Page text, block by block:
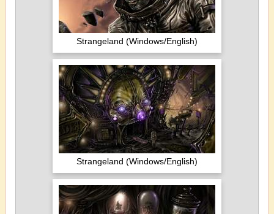
Strangeland (Windows/English)
Strangeland (Windows/English)